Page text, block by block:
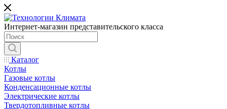
Интернет-магазин представительского класса
Каталог
Котлы
Газовые котлы
Конденсационные котлы
Электрические котлы
Твердотопливные котлы